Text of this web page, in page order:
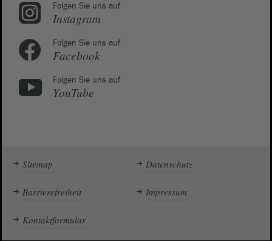
Folgen Sie uns auf
Instagram
Folgen Sie uns auf
Facebook
Folgen Sie uns auf
YouTube
Sitemap Datenschutz
Barrierefreiheit Impressum
Kontaktformular